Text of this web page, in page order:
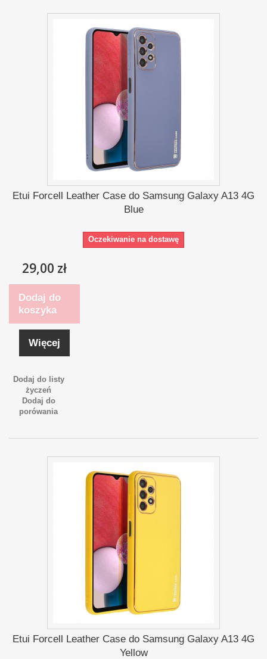
Etui Forcell Leather Case do Samsung Galaxy A13 4G
Blue
Oczekiwanie na dostawę
29,00 zł
Dodaj do
koszyka
Więcej
Dodaj do listy
życzeń
Dodaj do
porówania
Etui Forcell Leather Case do Samsung Galaxy A13 4G
Yellow